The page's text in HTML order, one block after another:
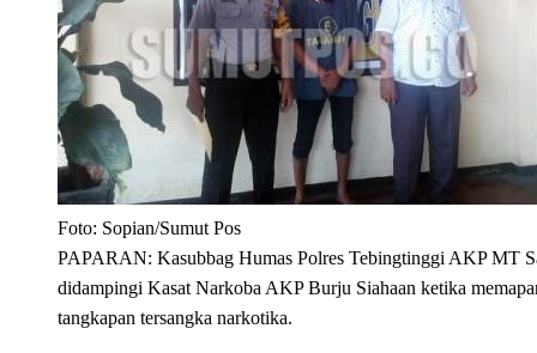
Foto: Sopian/Sumut Pos
PAPARAN: Kasubbag Humas Polres Tebingtinggi AKP MT
didampingi Kasat Narkoba AKP Burju Siahaan ketika
tangkapan tersangka narkotika.